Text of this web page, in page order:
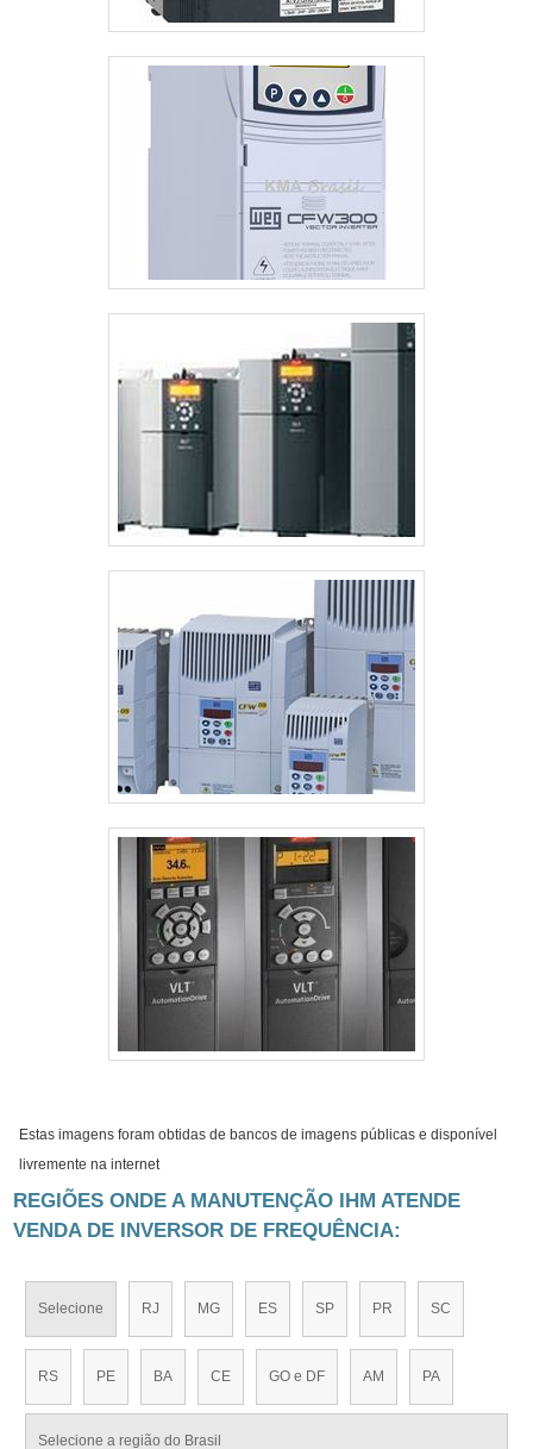
Estas imagens foram obtidas de bancos de imagens públicas e disponível
livremente na internet
REGIÕES ONDE A MANUTENÇÃO IHM ATENDE
VENDA DE INVERSOR DE FREQUÊNCIA:
Selecione RJ MG ES SP PR SC
RS PE BA CE GO e DF AM PA
Selecione a região do Brasil